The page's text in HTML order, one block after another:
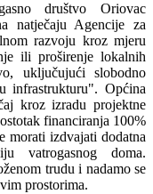
društvo Oriovac
natječaju Agencije za
razvoju kroz mjeru
ili proširenje lokalnih
uključujući slobodno
infrastrukturu". Općina
kroz izradu projektne
financiranja 100%
morati izdvajati dodatna
vatrogasnog doma.
trudu i nadamo se
prostorima.